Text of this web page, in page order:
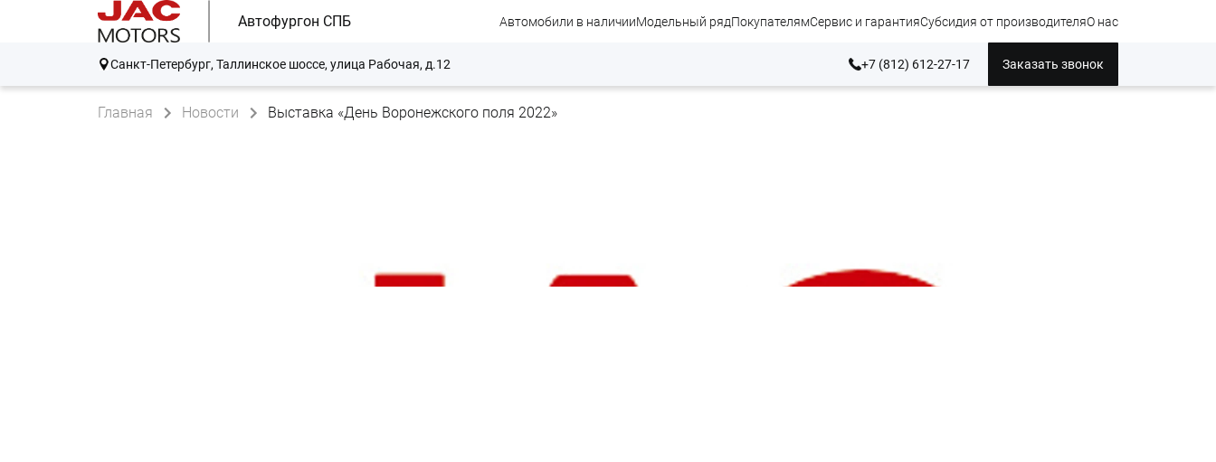
Автофургон СПБ Автомобили в наличииМодельный рядПокупателямСервис и гарантияСубсидия от производителяО нас
Санкт-Петербург, Таллинское шоссе, улица Рабочая, д.12 +7 (812) 612-27-17 Заказать звонок
Главная Новости Выставка «День Воронежского поля 2022»